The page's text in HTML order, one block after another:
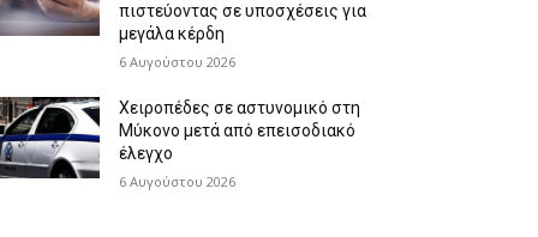
πιστεύοντας σε υποσχέσεις για
μεγάλα κέρδη
6 Αυγούστου 2026
Χειροπέδες σε αστυνομικό στη
Μύκονο μετά από επεισοδιακό
έλεγχο
6 Αυγούστου 2026